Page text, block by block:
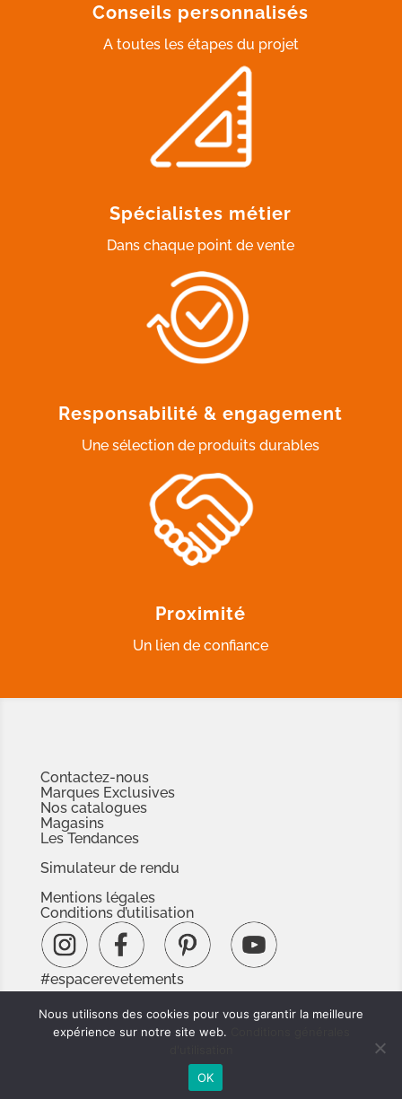
Conseils personnalisés
A toutes les étapes du projet
Spécialistes métier
Dans chaque point de vente
Responsabilité & engagement
Une sélection de produits durables
Proximité
Un lien de confiance
Contactez-nous
Marques Exclusives
Nos catalogues
Magasins
Les Tendances
Simulateur de rendu
Mentions légales
Conditions d’utilisation
#espacerevetements
www.espacedoc.fr
www.signnaturedexception.com
Nous utilisons des cookies pour vous garantir la meilleure
expérience sur notre site web.
OK